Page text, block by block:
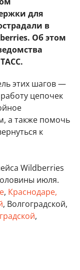
для
в
Об этом
этих шагов —
цепочек
а также помочь
к
Wildberries
июля.
, Краснодаре,
, Волгоградской,
,